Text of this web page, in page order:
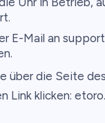
E-Mail an
über die Seite
Link klicken: